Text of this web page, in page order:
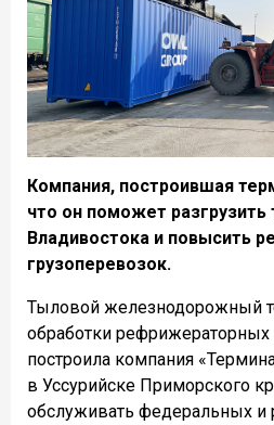
Компания, построившая
что он поможет разгрузить
Владивостока и повысить
грузоперевозок.
Тыловой железнодорожный
обработки рефрижераторных
построила компания
в Уссурийске Приморского
обслуживать федеральных и